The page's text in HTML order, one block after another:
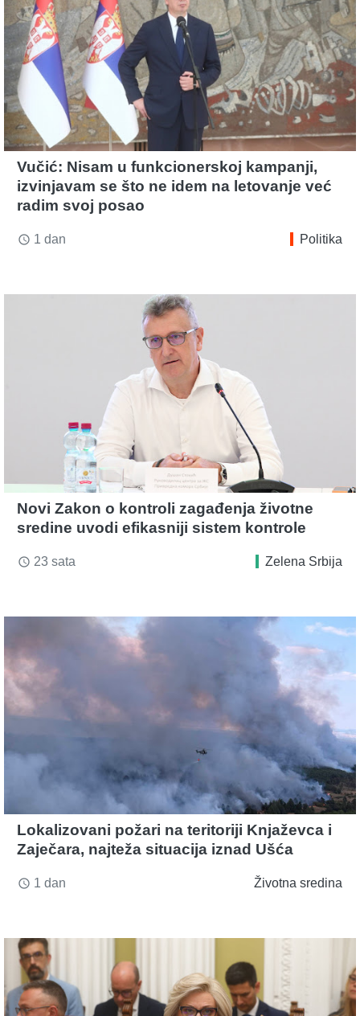
Vučić: Nisam u funkcionerskoj kampanji,
izvinjavam se što ne idem na letovanje već
radim svoj posao
access_time 1 dan Politika
Novi Zakon o kontroli zagađenja životne
sredine uvodi efikasniji sistem kontrole
access_time 23 sata Zelena Srbija
Lokalizovani požari na teritoriji Knjaževca i
Zaječara, najteža situacija iznad Ušća
access_time 1 dan Životna sredina